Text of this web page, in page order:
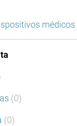
médicos
(0)
(0)